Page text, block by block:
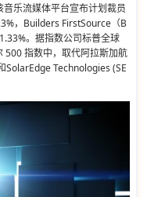
乐流媒体平台宣布计划裁员
，Builders FirstSource（B
。据指数公司标普全球
500 指数中，取代阿拉斯加航
SolarEdge Technologies (SE